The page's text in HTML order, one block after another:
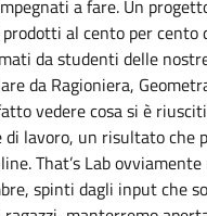
a fare. Un
al cento per cento
da studenti delle
da Ragioniera,
vedere cosa si è
lavoro, un risultato che
That’s Lab
spinti dagli input che